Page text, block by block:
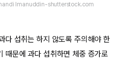
Imanuddin-shutterstock.com
다 섭취는 하지 않도록 주의해야 한
때문에 과다 섭취하면 체중 증가로